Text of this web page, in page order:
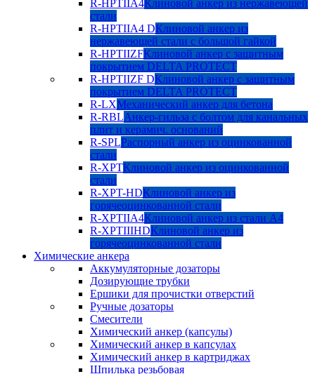
R-HPTIIA4Клиновой анкер из нержавеющей
стали
R-HPTIIA4 DКлиновой анкер из
нержавеющей стали с большой гайкой
R-HPTIIZFКлиновой анкер с защитным
покрытием DELTA PROTECT
R-HPTIIZF DКлиновой анкер с защитным
покрытием DELTA PROTECT
R-LXМеханический анкер для бетона
R-RBLАнкер-гильза с болтом для канальных
плит и керамич. оснований
R-SPLРаспорный анкер из оцинкованной
стали
R-XPTКлиновой анкер из оцинкованной
стали
R-XPT-HDКлиновой анкер из
горячеоцинкованной стали
R-XPTIIA4Клиновой анкер из стали А4
R-XPTIIIHDКлиновой анкер из
горячеоцинкованной стали
Химические анкера
Аккумуляторные дозаторы
Дозирующие трубки
Ершики для прочистки отверстий
Ручные дозаторы
Смесители
Химический анкер (капсулы)
Химический анкер в капсулах
Химический анкер в картриджах
Шпилька резьбовая